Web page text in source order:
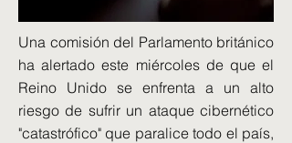
Una comisión del Parlamento británico
ha alertado este miércoles de que el
Reino Unido se enfrenta a un alto
riesgo de sufrir un ataque cibernético
"catastrófico" que paralice todo el país,